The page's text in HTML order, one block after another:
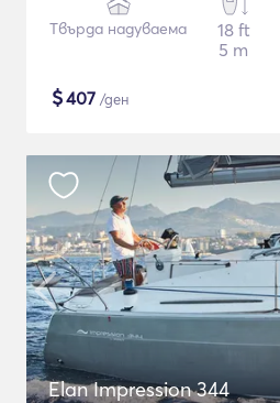
Твърда надуваема
18 ft
5 m
$407 /ден
Elan Impression 344